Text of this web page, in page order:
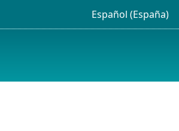
Español (España)